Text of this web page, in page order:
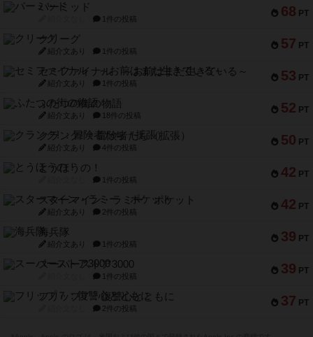
68 PT
パーミッド
1件の投稿
57 PT
クリーグ
紹介文あり 1件の投稿
53 PT
セミファイナル ～お前はまだ生きている～
紹介文あり 1件の投稿
52 PT
ふたつの街の物語
紹介文あり 18件の投稿
50 PT
クランク! ：冒険者たち（拡張）
紹介文あり 4件の投稿
42 PT
とうほうの！
1件の投稿
42 PT
スターマイン・ラミー ポケット
紹介文あり 2件の投稿
39 PT
海兵隊
紹介文あり 1件の投稿
39 PT
スーパーストア3000
1件の投稿
37 PT
フリップ７：復讐心とともに
2件の投稿